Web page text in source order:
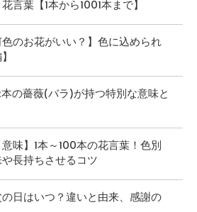
言葉【1本から1001本まで】
色のお花がいい？】色に込められ
本の薔薇(バラ)が持つ特別な意味と
意味】1本～100本の花言葉！色別
長持ちさせるコツ
の日はいつ？違いと由来、感謝の